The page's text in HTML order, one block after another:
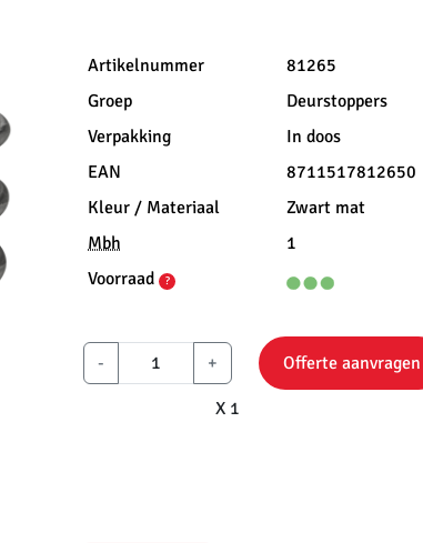
Artikelnummer
81265
Groep
Deurstoppers
Verpakking
In doos
EAN
8711517812650
Kleur / Materiaal
Zwart mat
Mbh
1
Voorraad
?
- +
X 1
Offerte aanvragen